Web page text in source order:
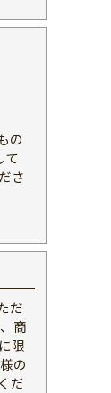
の
て
さ
だ
商
限
の
だ